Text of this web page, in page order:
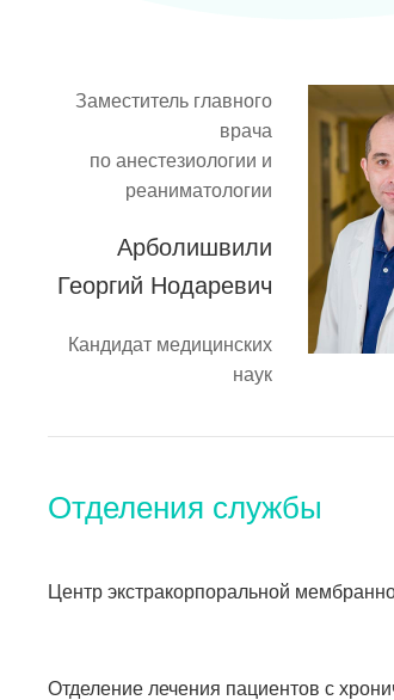
Заместитель главного
врача
по анестезиологии и
реаниматологии
Арболишвили
Георгий Нодаревич
Кандидат медицинских
наук
Отделения службы
Центр экстракорпоральной
Отделение лечения пациентов с